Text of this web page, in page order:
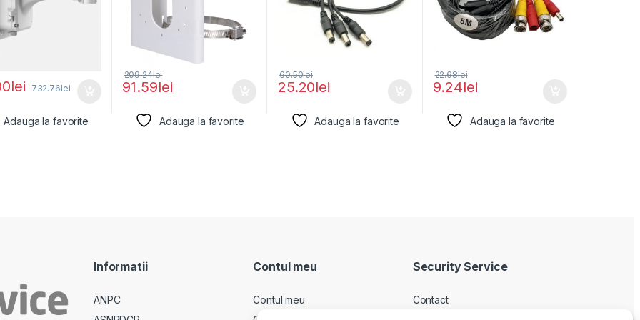
lei 732.76lei
Adauga la favorite
91.59lei
209.24lei
Adauga la favorite
25.20lei
60.50lei
Adauga la favorite
9.24lei
22.68lei
Adauga la favorite
Informatii
ANPC
Contul meu
Contul meu
Security Service
Contact